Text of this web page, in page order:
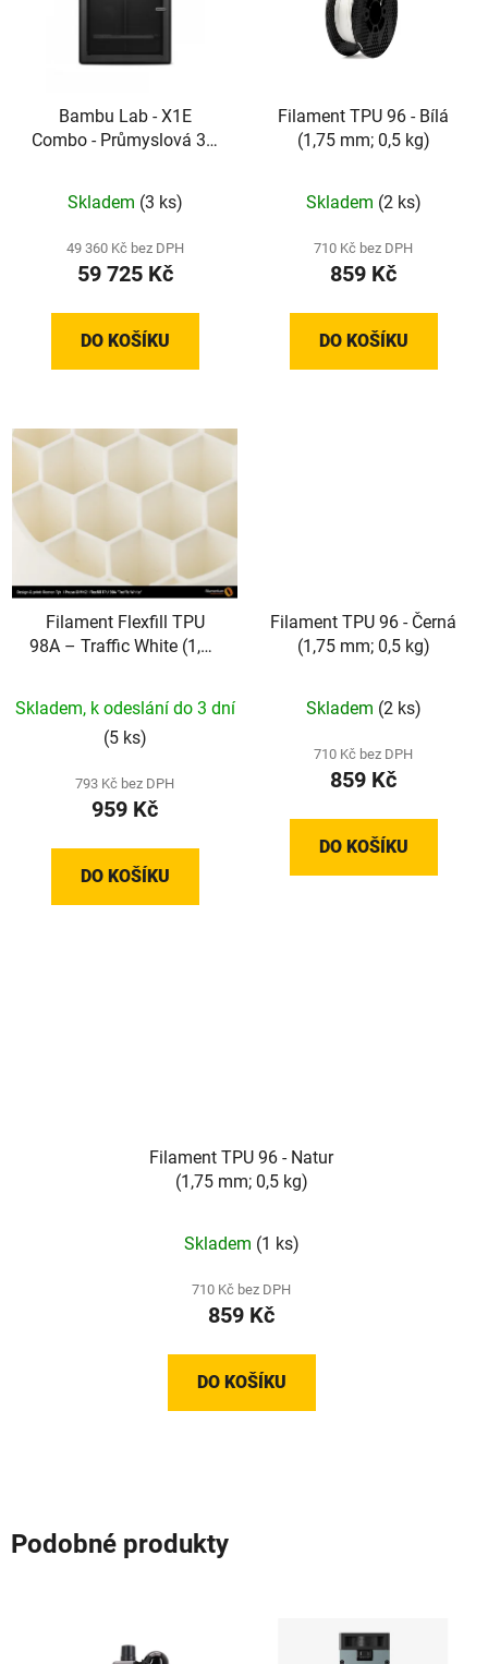
Bambu Lab - X1E
Combo - Průmyslová 3D
zabezpečením
Skladem (3 ks)
49 360 Kč bez DPH
59 725 Kč
DO KOŠÍKU
Filament TPU 96 - Bílá
(1,75 mm; 0,5 kg)
Skladem (2 ks)
710 Kč bez DPH
859 Kč
DO KOŠÍKU
Filament Flexfill TPU
98A – Traffic White (1,75
Skladem, k odeslání do 3 dní
(5 ks)
793 Kč bez DPH
959 Kč
DO KOŠÍKU
Filament TPU 96 - Černá
(1,75 mm; 0,5 kg)
Skladem (2 ks)
710 Kč bez DPH
859 Kč
DO KOŠÍKU
Filament TPU 96 - Natur
(1,75 mm; 0,5 kg)
Skladem (1 ks)
710 Kč bez DPH
859 Kč
DO KOŠÍKU
Podobné produkty